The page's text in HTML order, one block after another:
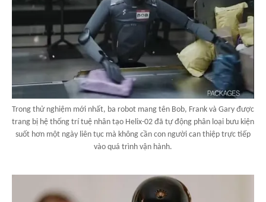
Trong thử nghiệm mới nhất, ba robot mang tên Bob, Frank và Gary được
trang bị hệ thống trí tuệ nhân tạo Helix-02 đã tự động phân loại bưu kiện
suốt hơn một ngày liên tục mà không cần con người can thiệp trực tiếp
vào quá trình vận hành.